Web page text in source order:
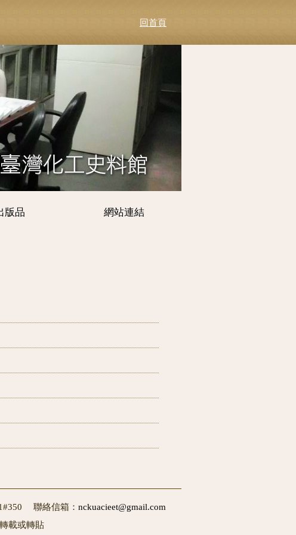
回首頁
版品 網站連結
聯絡信箱： nckuacieet@gmail.com
載或轉貼